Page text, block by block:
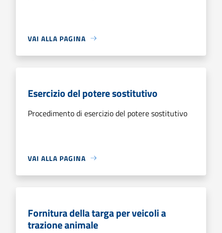
VAI ALLA PAGINA
Esercizio del potere sostitutivo
Procedimento di esercizio del potere sostitutivo
VAI ALLA PAGINA
Fornitura della targa per veicoli a
trazione animale